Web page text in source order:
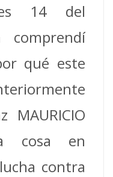
14 del
qué este
cosa en
contra